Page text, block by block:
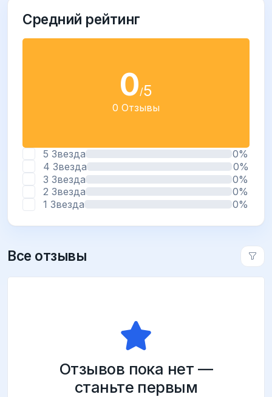
Средний рейтинг
0/5
0 Отзывы
5 Звезда
0%
4 Звезда
0%
3 Звезда
0%
2 Звезда
0%
1 Звезда
0%
Все отзывы
Отзывов пока нет —
станьте первым